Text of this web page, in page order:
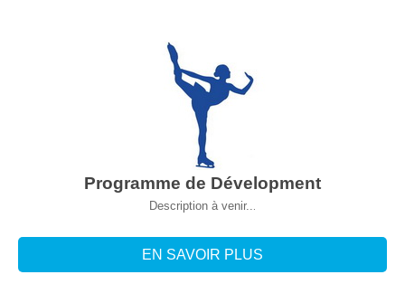
Programme de Dévelopment
Description à venir...
EN SAVOIR PLUS